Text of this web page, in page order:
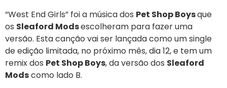
“West End Girls” foi a música dos Pet Shop Boysque
os Sleaford Modsescolheram para fazer uma
versão. Esta canção vai ser lançada como um single
de edição limitada, no próximo mês, dia 12, e tem um
remix dos Pet Shop Boys, da versão dos Sleaford
Modscomo lado B.